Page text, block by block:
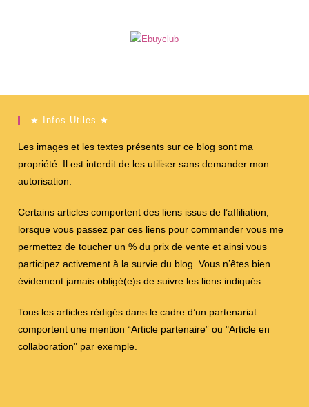
★ Infos Utiles ★
Les images et les textes présents sur ce blog sont ma
propriété. Il est interdit de les utiliser sans demander mon
autorisation.
Certains articles comportent des liens issus de l’affiliation,
lorsque vous passez par ces liens pour commander vous me
permettez de toucher un % du prix de vente et ainsi vous
participez activement à la survie du blog. Vous n’êtes bien
évidement jamais obligé(e)s de suivre les liens indiqués.
Tous les articles rédigés dans le cadre d’un partenariat
comportent une mention “Article partenaire” ou "Article en
collaboration" par exemple.